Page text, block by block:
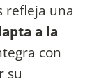
refleja una
a la
con
su